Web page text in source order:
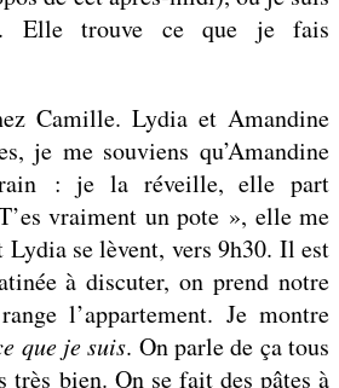
Elle trouve ce que je fais
Camille. Lydia et Amandine
je me souviens qu’Amandine
: je la réveille, elle part
vraiment un pote », elle me
se lèvent, vers 9h30. Il est
à discuter, on prend notre
l’appartement. Je montre
que je suis. On parle de ça tous
très bien. On se fait des pâtes à